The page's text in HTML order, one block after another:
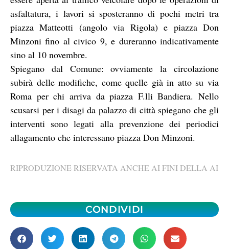
asfaltatura, i lavori si sposteranno di pochi metri tra
piazza Matteotti (angolo via Rigola) e piazza Don
Minzoni fino al civico 9, e dureranno indicativamente
sino al 10 novembre.
Spiegano dal Comune: ovviamente la circolazione
subirà delle modifiche, come quelle già in atto su via
Roma per chi arriva da piazza F.lli Bandiera. Nello
scusarsi per i disagi da palazzo di città spiegano che gli
interventi sono legati alla prevenzione dei periodici
allagamento che interessano piazza Don Minzoni.
RIPRODUZIONE RISERVATA ANCHE AI FINI DELLA AI
CONDIVIDI